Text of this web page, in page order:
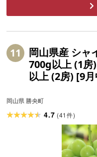
11
岡山県産 シャ
700g以上 (1
以上 (2房) [9
岡山県 勝央町
4.7 (41件)